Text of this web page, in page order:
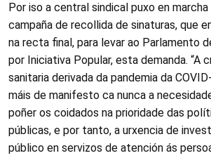
Por iso a central sindical puxo en marcha
campaña de recollida de sinaturas, que
na recta final, para levar ao Parlamento
por Iniciativa Popular, esta demanda. “A
sanitaria derivada da pandemia da
máis de manifesto ca nunca a
poñer os coidados na prioridade das
públicas, e por tanto, a urxencia de
público en servizos de atención ás